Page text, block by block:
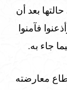
بعد أن
فآمنوا
جاء به.
معارضته